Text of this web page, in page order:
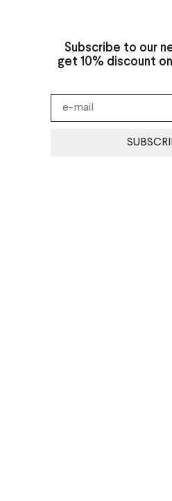
Subscribe to our
get 10% discount